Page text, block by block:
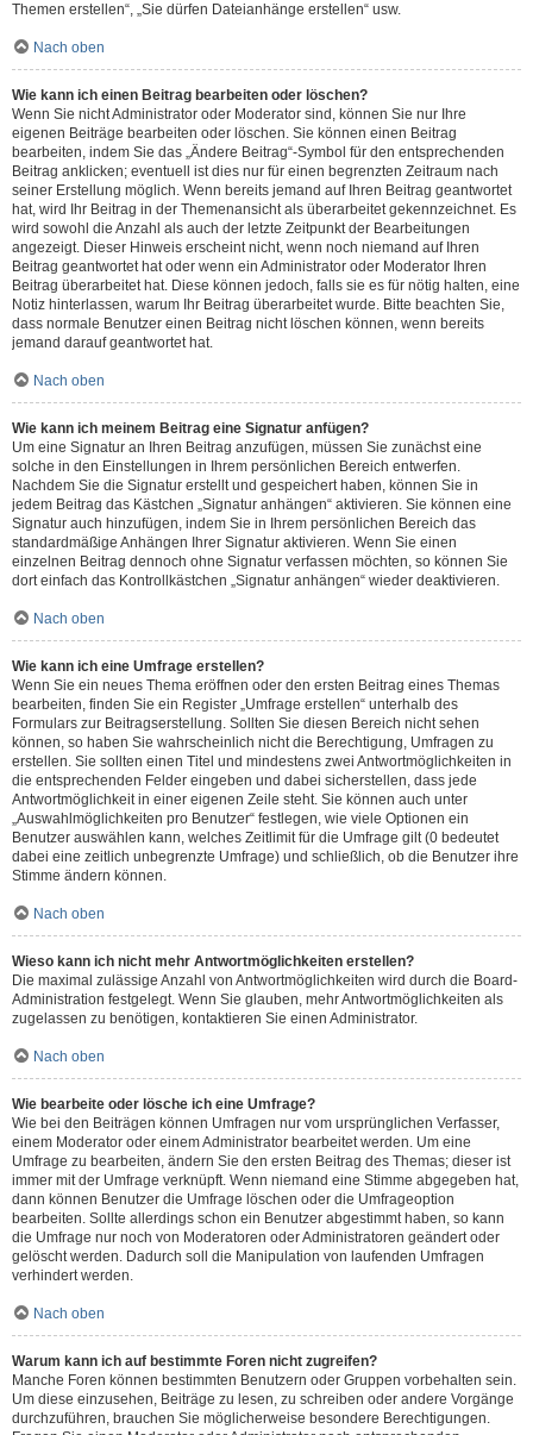
Themen erstellen“, „Sie dürfen Dateianhänge erstellen“ usw.
Nach oben
Wie kann ich einen Beitrag bearbeiten oder löschen?
Wenn Sie nicht Administrator oder Moderator sind, können Sie nur Ihre
eigenen Beiträge bearbeiten oder löschen. Sie können einen Beitrag
bearbeiten, indem Sie das „Ändere Beitrag“-Symbol für den entsprechenden
Beitrag anklicken; eventuell ist dies nur für einen begrenzten Zeitraum nach
seiner Erstellung möglich. Wenn bereits jemand auf Ihren Beitrag geantwortet
hat, wird Ihr Beitrag in der Themenansicht als überarbeitet gekennzeichnet. Es
wird sowohl die Anzahl als auch der letzte Zeitpunkt der Bearbeitungen
angezeigt. Dieser Hinweis erscheint nicht, wenn noch niemand auf Ihren
Beitrag geantwortet hat oder wenn ein Administrator oder Moderator Ihren
Beitrag überarbeitet hat. Diese können jedoch, falls sie es für nötig halten, eine
Notiz hinterlassen, warum Ihr Beitrag überarbeitet wurde. Bitte beachten Sie,
dass normale Benutzer einen Beitrag nicht löschen können, wenn bereits
jemand darauf geantwortet hat.
Nach oben
Wie kann ich meinem Beitrag eine Signatur anfügen?
Um eine Signatur an Ihren Beitrag anzufügen, müssen Sie zunächst eine
solche in den Einstellungen in Ihrem persönlichen Bereich entwerfen.
Nachdem Sie die Signatur erstellt und gespeichert haben, können Sie in
jedem Beitrag das Kästchen „Signatur anhängen“ aktivieren. Sie können eine
Signatur auch hinzufügen, indem Sie in Ihrem persönlichen Bereich das
standardmäßige Anhängen Ihrer Signatur aktivieren. Wenn Sie einen
einzelnen Beitrag dennoch ohne Signatur verfassen möchten, so können Sie
dort einfach das Kontrollkästchen „Signatur anhängen“ wieder deaktivieren.
Nach oben
Wie kann ich eine Umfrage erstellen?
Wenn Sie ein neues Thema eröffnen oder den ersten Beitrag eines Themas
bearbeiten, finden Sie ein Register „Umfrage erstellen“ unterhalb des
Formulars zur Beitragserstellung. Sollten Sie diesen Bereich nicht sehen
können, so haben Sie wahrscheinlich nicht die Berechtigung, Umfragen zu
erstellen. Sie sollten einen Titel und mindestens zwei Antwortmöglichkeiten in
die entsprechenden Felder eingeben und dabei sicherstellen, dass jede
Antwortmöglichkeit in einer eigenen Zeile steht. Sie können auch unter
„Auswahlmöglichkeiten pro Benutzer“ festlegen, wie viele Optionen ein
Benutzer auswählen kann, welches Zeitlimit für die Umfrage gilt (0 bedeutet
dabei eine zeitlich unbegrenzte Umfrage) und schließlich, ob die Benutzer ihre
Stimme ändern können.
Nach oben
Wieso kann ich nicht mehr Antwortmöglichkeiten erstellen?
Die maximal zulässige Anzahl von Antwortmöglichkeiten wird durch die Board-
Administration festgelegt. Wenn Sie glauben, mehr Antwortmöglichkeiten als
zugelassen zu benötigen, kontaktieren Sie einen Administrator.
Nach oben
Wie bearbeite oder lösche ich eine Umfrage?
Wie bei den Beiträgen können Umfragen nur vom ursprünglichen Verfasser,
einem Moderator oder einem Administrator bearbeitet werden. Um eine
Umfrage zu bearbeiten, ändern Sie den ersten Beitrag des Themas; dieser ist
immer mit der Umfrage verknüpft. Wenn niemand eine Stimme abgegeben hat,
dann können Benutzer die Umfrage löschen oder die Umfrageoption
bearbeiten. Sollte allerdings schon ein Benutzer abgestimmt haben, so kann
die Umfrage nur noch von Moderatoren oder Administratoren geändert oder
gelöscht werden. Dadurch soll die Manipulation von laufenden Umfragen
verhindert werden.
Nach oben
Warum kann ich auf bestimmte Foren nicht zugreifen?
Manche Foren können bestimmten Benutzern oder Gruppen vorbehalten sein.
Um diese einzusehen, Beiträge zu lesen, zu schreiben oder andere Vorgänge
durchzuführen, brauchen Sie möglicherweise besondere Berechtigungen.